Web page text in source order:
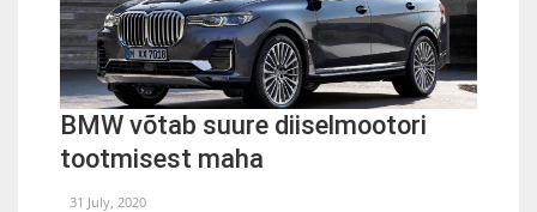
BMW võtab suure diiselmootori
tootmisest maha
31 July, 2020